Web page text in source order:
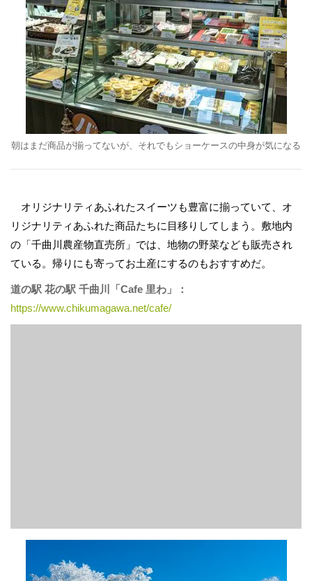
朝はまだ商品が揃ってないが、それでもショーケースの中身が気になる
オリジナリティあふれたスイーツも豊富に揃っていて、オ
リジナリティあふれた商品たちに目移りしてしまう。敷地内
の「千曲川農産物直売所」では、地物の野菜なども販売され
ている。帰りにも寄ってお土産にするのもおすすめだ。
道の駅 花の駅 千曲川「Cafe 里わ」：
https://www.chikumagawa.net/cafe/